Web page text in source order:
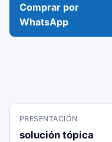
Comprar por
WhatsApp
PRESENTACIÓN
solución tópica